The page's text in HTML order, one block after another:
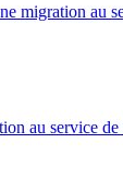
au service